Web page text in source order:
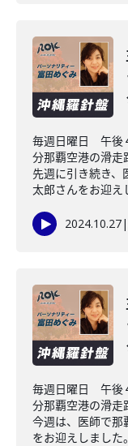
毎週日曜日 午後
分那覇空港の滑走
先週に引き続き、
太郎さんをお迎え
2024.10.27|
毎週日曜日 午後
分那覇空港の滑走
今週は、医師で那
をお迎えしました